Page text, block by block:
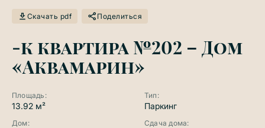
Скачать pdf Поделиться
-к квартира №202 – Дом
«Аквамарин»
Площадь:
13.92 м²
Тип:
Паркинг
Дом: Сдача дома: